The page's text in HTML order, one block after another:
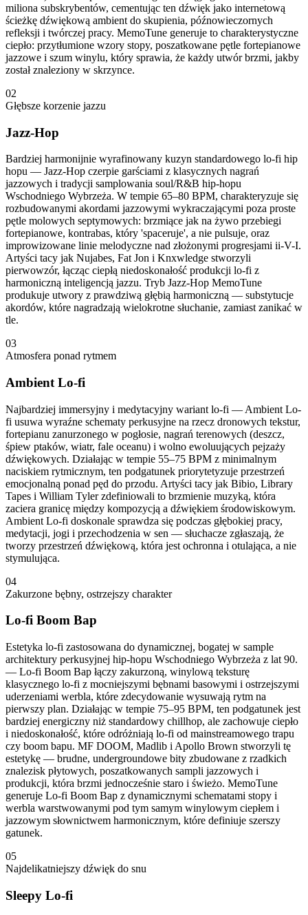
miliona subskrybentów, cementując ten dźwięk jako internetową
ścieżkę dźwiękową ambient do skupienia, późnowieczornych
refleksji i twórczej pracy. MemoTune generuje to charakterystyczne
ciepło: przytłumione wzory stopy, poszatkowane pętle fortepianowe
jazzowe i szum winylu, który sprawia, że każdy utwór brzmi, jakby
został znaleziony w skrzynce.
02
Głębsze korzenie jazzu
Jazz-Hop
Bardziej harmonijnie wyrafinowany kuzyn standardowego lo-fi hip
hopu — Jazz-Hop czerpie garściami z klasycznych nagrań
jazzowych i tradycji samplowania soul/R&B hip-hopu
Wschodniego Wybrzeża. W tempie 65–80 BPM, charakteryzuje się
rozbudowanymi akordami jazzowymi wykraczającymi poza proste
pętle molowych septymowych: brzmiące jak na żywo przebiegi
fortepianowe, kontrabas, który 'spaceruje', a nie pulsuje, oraz
improwizowane linie melodyczne nad złożonymi progresjami ii-V-I.
Artyści tacy jak Nujabes, Fat Jon i Knxwledge stworzyli
pierwowzór, łącząc ciepłą niedoskonałość produkcji lo-fi z
harmoniczną inteligencją jazzu. Tryb Jazz-Hop MemoTune
produkuje utwory z prawdziwą głębią harmoniczną — substytucje
akordów, które nagradzają wielokrotne słuchanie, zamiast zanikać w
tle.
03
Atmosfera ponad rytmem
Ambient Lo-fi
Najbardziej immersyjny i medytacyjny wariant lo-fi — Ambient Lo-
fi usuwa wyraźne schematy perkusyjne na rzecz dronowych tekstur,
fortepianu zanurzonego w pogłosie, nagrań terenowych (deszcz,
śpiew ptaków, wiatr, fale oceanu) i wolno ewoluujących pejzaży
dźwiękowych. Działając w tempie 55–75 BPM z minimalnym
naciskiem rytmicznym, ten podgatunek priorytetyzuje przestrzeń
emocjonalną ponad pęd do przodu. Artyści tacy jak Bibio, Library
Tapes i William Tyler zdefiniowali to brzmienie muzyką, która
zaciera granicę między kompozycją a dźwiękiem środowiskowym.
Ambient Lo-fi doskonale sprawdza się podczas głębokiej pracy,
medytacji, jogi i przechodzenia w sen — słuchacze zgłaszają, że
tworzy przestrzeń dźwiękową, która jest ochronna i otulająca, a nie
stymulująca.
04
Zakurzone bębny, ostrzejszy charakter
Lo-fi Boom Bap
Estetyka lo-fi zastosowana do dynamicznej, bogatej w sample
architektury perkusyjnej hip-hopu Wschodniego Wybrzeża z lat 90.
— Lo-fi Boom Bap łączy zakurzoną, winylową teksturę
klasycznego lo-fi z mocniejszymi bębnami basowymi i ostrzejszymi
uderzeniami werbla, które zdecydowanie wysuwają rytm na
pierwszy plan. Działając w tempie 75–95 BPM, ten podgatunek jest
bardziej energiczny niż standardowy chillhop, ale zachowuje ciepło
i niedoskonałość, które odróżniają lo-fi od mainstreamowego trapu
czy boom bapu. MF DOOM, Madlib i Apollo Brown stworzyli tę
estetykę — brudne, undergroundowe bity zbudowane z rzadkich
znalezisk płytowych, poszatkowanych sampli jazzowych i
produkcji, która brzmi jednocześnie staro i świeżo. MemoTune
generuje Lo-fi Boom Bap z dynamicznymi schematami stopy i
werbla warstwowanymi pod tym samym winylowym ciepłem i
jazzowym słownictwem harmonicznym, które definiuje szerszy
gatunek.
05
Najdelikatniejszy dźwięk do snu
Sleepy Lo-fi